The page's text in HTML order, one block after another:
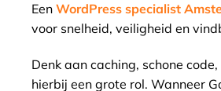
Een WordPress specialist
voor snelheid, veiligheid en
Denk aan caching, schone
hierbij een grote rol. Wanneer